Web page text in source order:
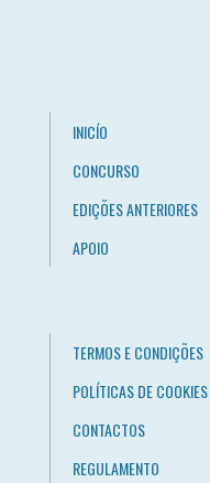
INICÍO
CONCURSO
EDIÇÕES ANTERIORES
APOIO
TERMOS E CONDIÇÕES
POLÍTICAS DE COOKIES
CONTACTOS
REGULAMENTO